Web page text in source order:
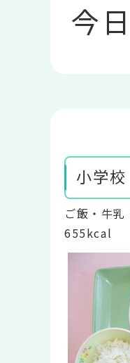
今
小学校
ご飯・牛
655kcal